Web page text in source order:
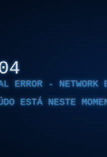
ERROR - NETWORK
ESTÁ NESTE